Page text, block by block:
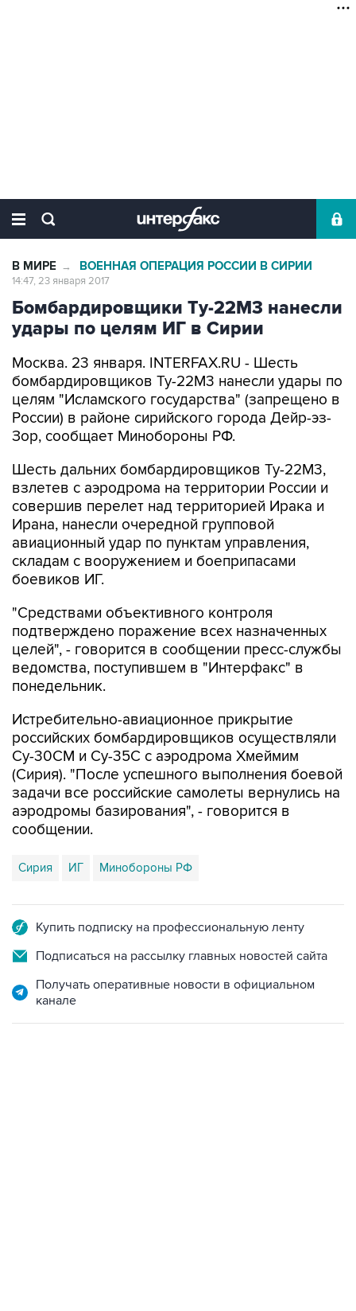
В МИРЕ → ВОЕННАЯ ОПЕРАЦИЯ РОССИИ В СИРИИ
14:47, 23 января 2017
Бомбардировщики Ту-22М3 нанесли
удары по целям ИГ в Сирии
Москва. 23 января. INTERFAX.RU - Шесть
бомбардировщиков Ту-22М3 нанесли удары по
целям "Исламского государства" (запрещено в
России) в районе сирийского города Дейр-эз-
Зор, сообщает Минобороны РФ.
Шесть дальних бомбардировщиков Ту-22М3,
взлетев с аэродрома на территории России и
совершив перелет над территорией Ирака и
Ирана, нанесли очередной групповой
авиационный удар по пунктам управления,
складам с вооружением и боеприпасами
боевиков ИГ.
"Средствами объективного контроля
подтверждено поражение всех назначенных
целей", - говорится в сообщении пресс-службы
ведомства, поступившем в "Интерфакс" в
понедельник.
Истребительно-авиационное прикрытие
российских бомбардировщиков осуществляли
Су-30СМ и Су-35С с аэродрома Хмеймим
(Сирия). "После успешного выполнения боевой
задачи все российские самолеты вернулись на
аэродромы базирования", - говорится в
сообщении.
Сирия ИГ Минобороны РФ
Купить подписку на профессиональную ленту
Подписаться на рассылку главных новостей сайта
Получать оперативные новости в официальном
канале